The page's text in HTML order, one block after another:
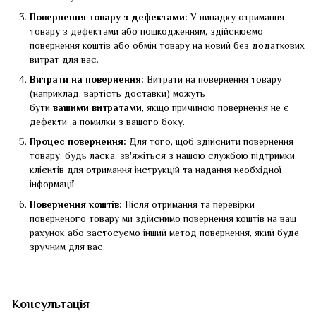
Повернення товару з дефектами:У випадку отримання
товару з дефектами або пошкодженням, здійснюємо
повернення коштів або обмін товару на новий без додаткових
витрат для вас.
Витрати на повернення: Витрати на повернення товару
(наприклад, вартість доставки) можуть
бути вашими витратами, якщо причиною повернення не є
дефекти ,а помилки з вашого боку.
Процес повернення: Для того, щоб здійснити повернення
товару, будь ласка, зв'яжіться з нашою службою підтримки
клієнтів для отримання інструкцій та надання необхідної
інформації.
Повернення коштів: Після отримання та перевірки
поверненого товару ми здійснимо повернення коштів на ваш
рахунок або застосуємо інший метод повернення, який буде
зручним для вас.
Консультація